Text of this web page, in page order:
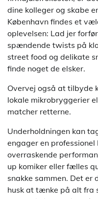
dine kolleger og skabe
København findes et
oplevelsen: Lad jer
spændende twists på
street food og delikate
finde noget de elsker.
Overvej også at tilbyde
lokale mikrobryggerier
matcher retterne.
Underholdningen kan
engager en professionel
overraskende
up komiker eller fælles
snakke sammen. Det er
husk at tænke på alt fra